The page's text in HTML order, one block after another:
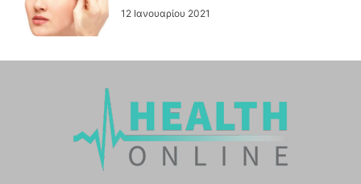
12 Ιανουαρίου 2021